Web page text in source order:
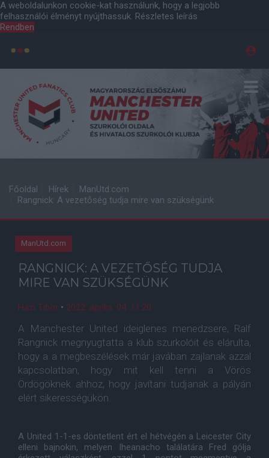
A weboldalunkon cookie-kat használunk, hogy a legjobb
felhasználói élményt nyújthassuk. Részletes leírás
Rendben
Főoldal Hírek
ManUtd.com
Rangnick: A vezetőség tudja mire van szükségünk
ManUtd.com
RANGNICK: A VEZETŐSÉG TUDJA
MIRE VAN SZÜKSÉGÜNK
Házi Tibor • 2022. április. 04. 11:20
A Manchester United ideiglenes menedzsere, Ralf
Rangnick megnyugtatta a klub szurkolóit és elárulta,
hogy a a megbeszélések már javában zajlanak azzal
kapcsolatban, hogy mit kell tenni a Vörös
Ördögöknek ahhoz, hogy javítani tudjanak a pályán
elért sikerességükön.
A United 1-1-es döntetlent ért el hétvégén a Leicester City
elleni bajnokin, melyen Iheanacho találatára Fred gólja